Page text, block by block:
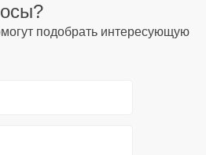
подобрать интересующую